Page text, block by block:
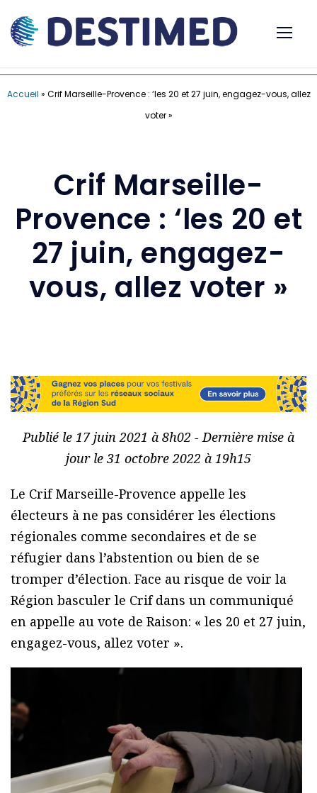
Accueil » Crif Marseille-Provence : ‘les 20 et 27 juin, engagez-vous, allez
voter »
Crif Marseille-
Provence : ‘les 20 et
27 juin, engagez-
vous, allez voter »
Publié le 17 juin 2021 à 8h02 - Dernière mise à
jour le 31 octobre 2022 à 19h15
Le Crif Marseille-Provence appelle les
électeurs à ne pas considérer les élections
régionales comme secondaires et de se
réfugier dans l’abstention ou bien de se
tromper d’élection. Face au risque de voir la
Région basculer le Crif dans un communiqué
en appelle au vote de Raison: « les 20 et 27 juin,
engagez-vous, allez voter ».